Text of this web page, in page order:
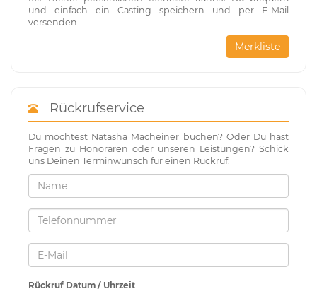
und einfach ein Casting speichern und per E-Mail
versenden.
Merkliste
Rückrufservice
Du möchtest Natasha Macheiner buchen? Oder Du hast
Fragen zu Honoraren oder unseren Leistungen? Schick
uns Deinen Terminwunsch für einen Rückruf.
Rückruf Datum / Uhrzeit